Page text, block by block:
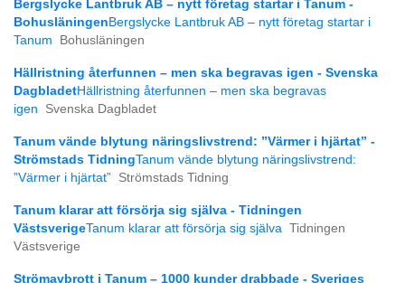
Bergslycke Lantbruk AB – nytt företag startar i Tanum -
Bohusläningen Bergslycke Lantbruk AB – nytt företag startar i
Tanum
Bohusläningen
Hällristning återfunnen – men ska begravas igen - Svenska
DagbladetHällristning återfunnen – men ska begravas
igen
Svenska Dagbladet
Tanum vände blytung näringslivstrend: ”Värmer i hjärtat” -
Strömstads TidningTanum vände blytung näringslivstrend:
”Värmer i hjärtat” Strömstads Tidning
Tanum klarar att försörja sig själva - Tidningen
VästsverigeTanum klarar att försörja sig själva Tidningen
Västsverige
Strömavbrott i Tanum – 1000 kunder drabbade - Sveriges